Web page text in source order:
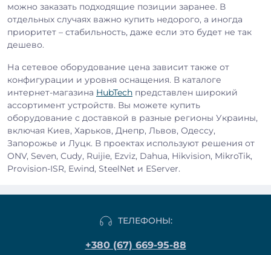
можно заказать подходящие позиции заранее. В
отдельных случаях важно купить недорого, а иногда
приоритет – стабильность, даже если это будет не так
дешево.
На сетевое оборудование цена зависит также от
конфигурации и уровня оснащения. В каталоге
интернет-магазина HubTech представлен широкий
ассортимент устройств. Вы можете купить
оборудование с доставкой в разные регионы Украины,
включая Киев, Харьков, Днепр, Львов, Одессу,
Запорожье и Луцк. В проектах используют решения от
ONV, Seven, Cudy, Ruijie, Ezviz, Dahua, Hikvision, MikroTik,
Provision-ISR, Ewind, SteelNet и EServer.
ТЕЛЕФОНЫ:
+380 (67) 669-95-88